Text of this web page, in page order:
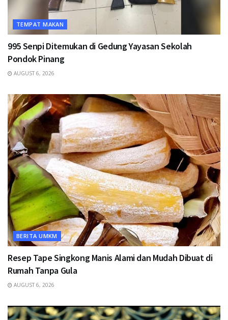
TEMPAT MAKAN
995 Senpi Ditemukan di Gedung Yayasan Sekolah
Pondok Pinang
AUGUST 6, 2026
BERITA UMKM
Resep Tape Singkong Manis Alami dan Mudah Dibuat di
Rumah Tanpa Gula
AUGUST 6, 2026